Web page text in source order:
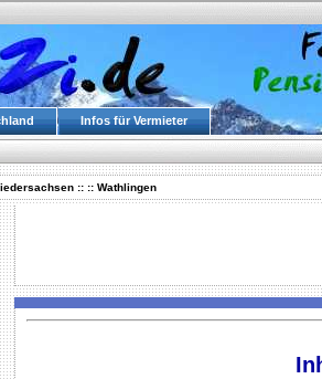
Infos für Vermieter
:: :: Wathlingen